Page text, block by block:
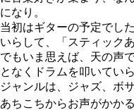
になり。
当初はギターの予定でし
いらして、「スティック
でもいま思えば、天の声
となくドラムを叩いてい
ジャンルは、ジャズ、ボ
あちこちからお声がかか